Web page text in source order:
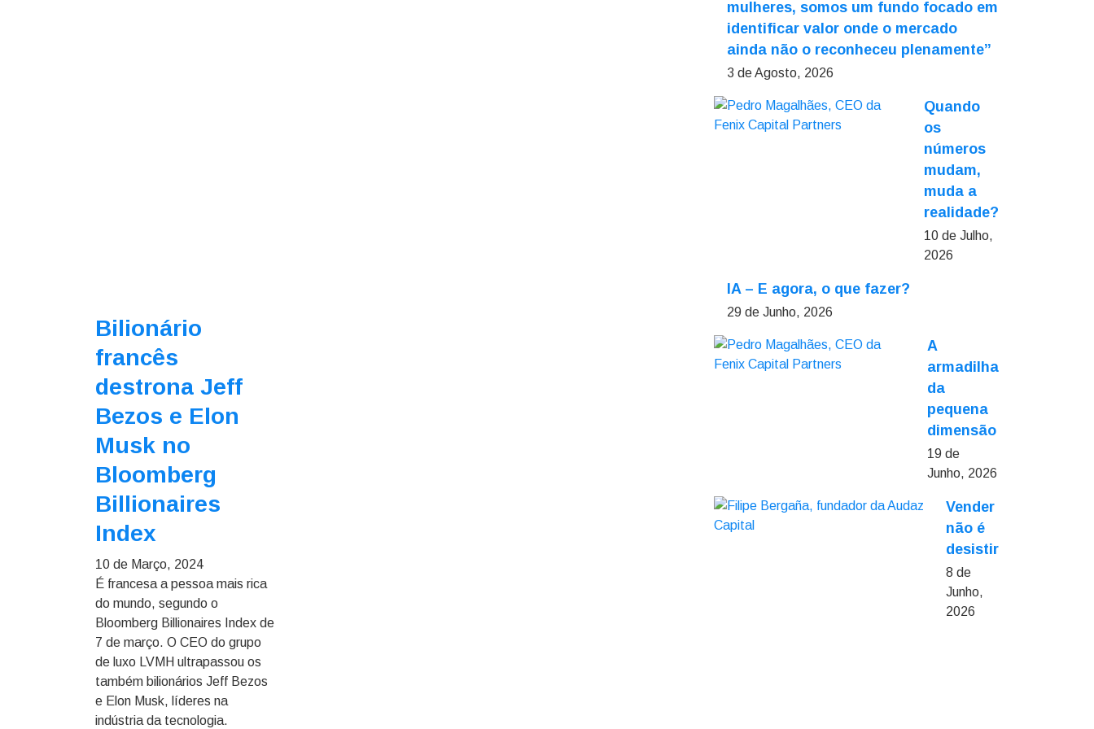
Bilionário
francês
destrona Jeff
Bezos e Elon
Musk no
Bloomberg
Billionaires
Index
10 de Março, 2024
É francesa a pessoa mais rica
do mundo, segundo o
Bloomberg Billionaires Index de
7 de março. O CEO do grupo
de luxo LVMH ultrapassou os
também bilionários Jeff Bezos
e Elon Musk, líderes na
indústria da tecnologia.
mulheres, somos um fundo focado em
identificar valor onde o mercado
ainda não o reconheceu plenamente”
3 de Agosto, 2026
Quando
os
números
mudam,
muda a
realidade?
10 de Julho,
2026
IA – E agora, o que fazer?
29 de Junho, 2026
A
armadilha
da
pequena
dimensão
19 de
Junho, 2026
Vender
não é
desistir
8 de
Junho,
2026